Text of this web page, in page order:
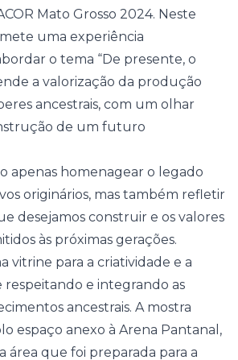
Mato Grosso 2024. Neste
uma experiência
o tema “De presente, o
a valorização da produção
ancestrais, com um olhar
de um futuro
apenas homenagear o legado
originários, mas também refletir
desejamos construir e os valores
às próximas gerações.
vitrine para a criatividade e a
respeitando e integrando as
ancestrais. A mostra
espaço anexo à Arena Pantanal,
área que foi preparada para a